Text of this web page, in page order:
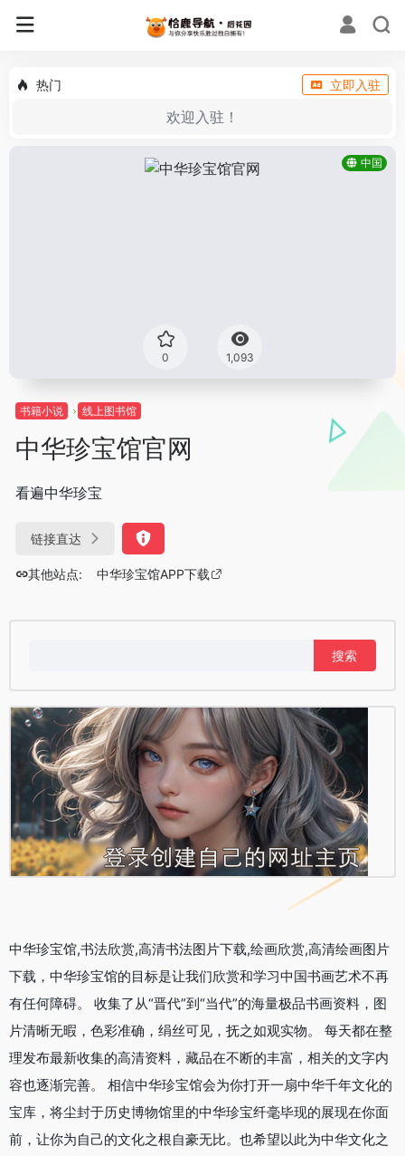
热门 立即入驻
欢迎入驻！
中国
0 1,093
书籍小说 线上图书馆
中华珍宝馆官网
看遍中华珍宝
链接直达
其他站点: 中华珍宝馆APP下载
中华珍宝馆,书法欣赏,高清书法图片下载,绘画欣赏,高清绘画图片
下载，中华珍宝馆的目标是让我们欣赏和学习中国书画艺术不再
有任何障碍。 收集了从“晋代”到“当代”的海量极品书画资料，图
片清晰无暇，色彩准确，绢丝可见，抚之如观实物。 每天都在整
理发布最新收集的高清资料，藏品在不断的丰富，相关的文字内
容也逐渐完善。 相信中华珍宝馆会为你打开一扇中华千年文化的
宝库，将尘封于历史博物馆里的中华珍宝纤毫毕现的展现在你面
前，让你为自己的文化之根自豪无比。也希望以此为中华文化之